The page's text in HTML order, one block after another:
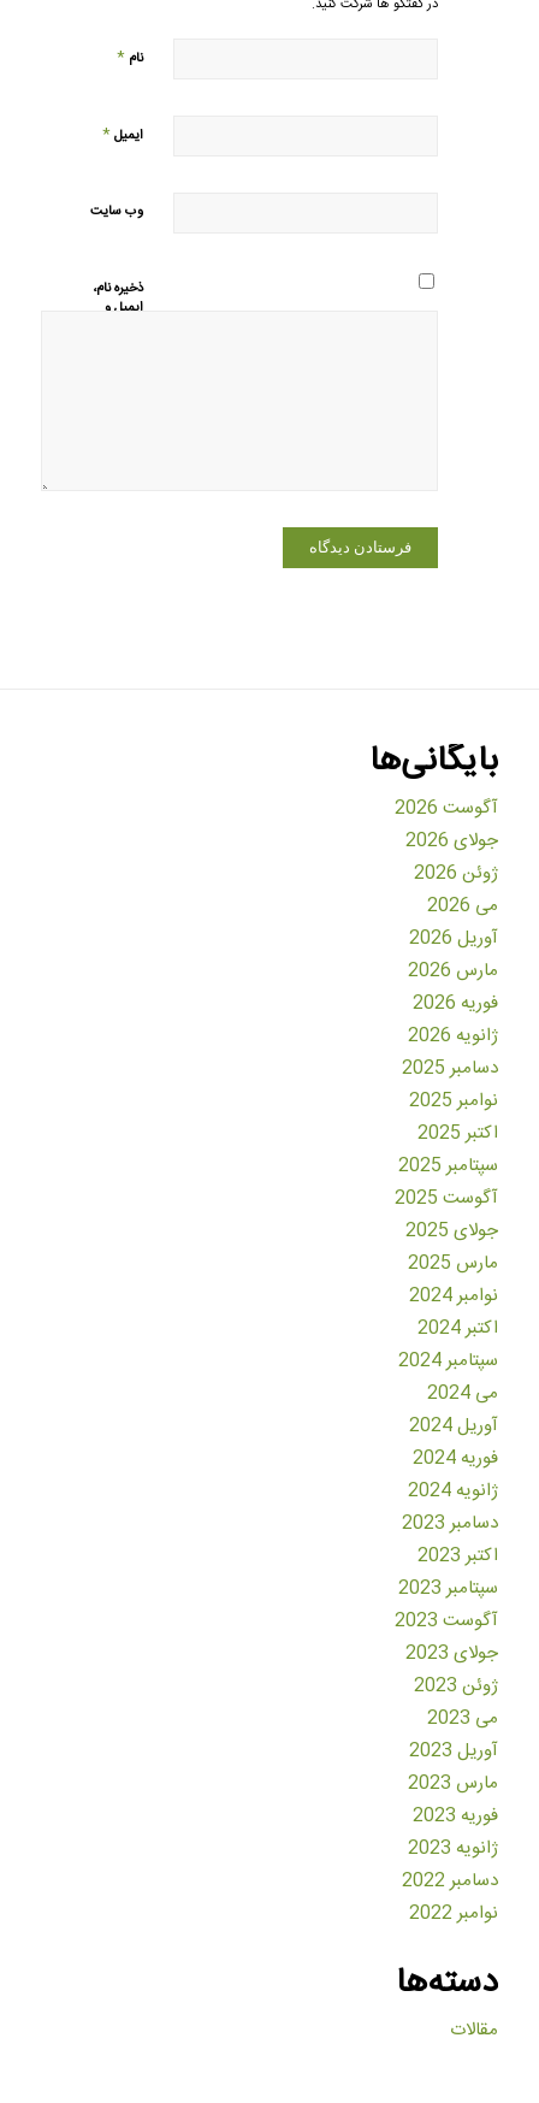
در گفتگو ها شرکت کنید.
نام *
ایمیل*
وب‌ سایت
ذخیره نام،
ایمیل و
بایگانی‌ها
آگوست 2026
جولای 2026
ژوئن 2026
می 2026
آوریل 2026
مارس 2026
فوریه 2026
ژانویه 2026
دسامبر 2025
نوامبر 2025
اکتبر 2025
سپتامبر 2025
آگوست 2025
جولای 2025
مارس 2025
نوامبر 2024
اکتبر 2024
سپتامبر 2024
می 2024
آوریل 2024
فوریه 2024
ژانویه 2024
دسامبر 2023
اکتبر 2023
سپتامبر 2023
آگوست 2023
جولای 2023
ژوئن 2023
می 2023
آوریل 2023
مارس 2023
فوریه 2023
ژانویه 2023
دسامبر 2022
نوامبر 2022
دسته‌ها
مقالات